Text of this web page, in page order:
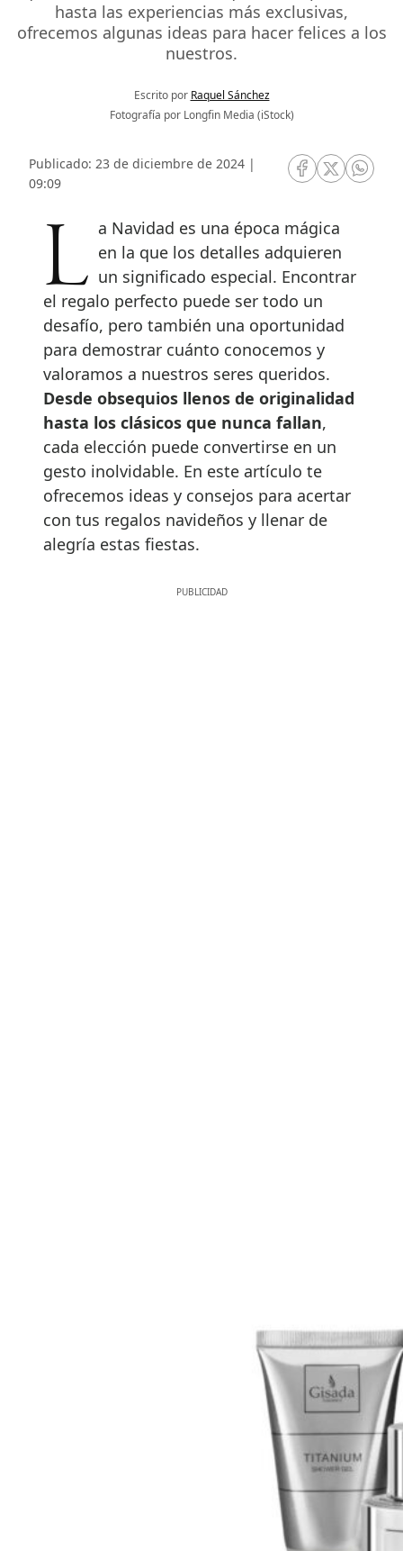
hasta las experiencias más exclusivas,
ofrecemos algunas ideas para hacer felices a los
nuestros.
Escrito por Raquel Sánchez
Fotografía por Longfin Media (iStock)
Publicado: 23 de diciembre de 2024 |
09:09
RRSS Facebook
RRSSRRSS
La Navidad es una época mágica en la que los detalles adquieren
un significado especial. Encontrar
el regalo perfecto puede ser todo un
desafío, pero también una oportunidad
para demostrar cuánto conocemos y
valoramos a nuestros seres queridos.
Desde obsequios llenos de originalidad
hasta los clásicos que nunca fallan,
cada elección puede convertirse en un
gesto inolvidable. En este artículo te
ofrecemos ideas y consejos para acertar
con tus regalos navideños y llenar de
alegría estas fiestas.